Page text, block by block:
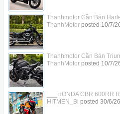
Thanhmotor Cần Bán
ThanhMotorposted 10/7/
Thanhmotor Cần Bán
ThanhMotorposted 10/7/
___HONDA CBR 600RR
HITMEN_Bi posted 30/6/26